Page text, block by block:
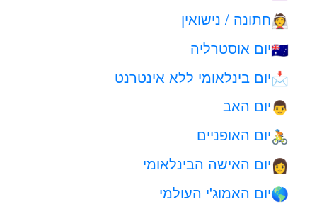
👰חתונה / נישואין
🇦🇺יום אוסטרליה
📩יום בינלאומי ללא אינטרנט
👨יום האב
🚴יום האופניים
👩יום האישה הבינלאומי
🌎יום האמוג'י העולמי